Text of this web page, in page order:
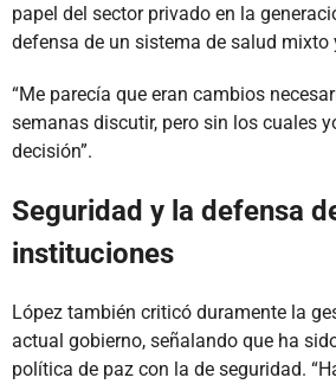
papel del sector privado en la
defensa de un sistema de salud mixto
“Me parecía que eran cambios
semanas discutir, pero sin los cuales
decisión”.
Seguridad y la defensa
instituciones
López también criticó duramente la
actual gobierno, señalando que ha
política de paz con la de seguridad.